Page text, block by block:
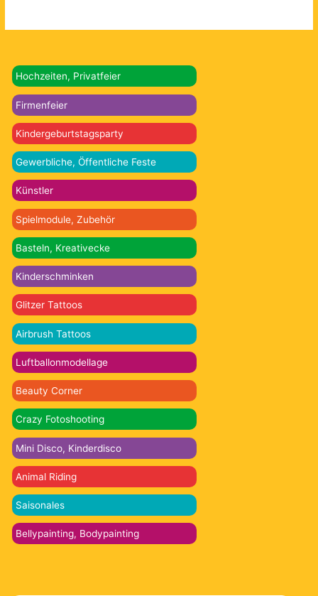
Hochzeiten, Privatfeier
Firmenfeier
Kindergeburtstagsparty
Gewerbliche, Öffentliche Feste
Künstler
Spielmodule, Zubehör
Basteln, Kreativecke
Kinderschminken
Glitzer Tattoos
Airbrush Tattoos
Luftballonmodellage
Beauty Corner
Crazy Fotoshooting
Mini Disco, Kinderdisco
Animal Riding
Saisonales
Bellypainting, Bodypainting